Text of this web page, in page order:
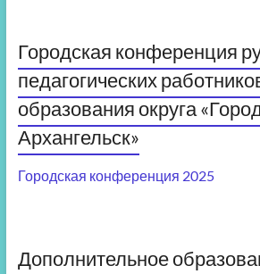
Городская конференция
педагогических
образования округа
Архангельск»
Городская конференция 2025
Дополнительное